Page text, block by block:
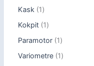
Kask 1
Kokpit 1
Paramotor 1
Variometre 1